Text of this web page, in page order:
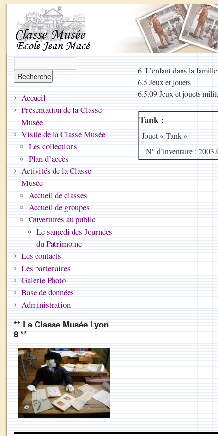
6. L’enfant dans la
6.5 Jeux et jouets
6.5.09 Jeux et jouets
Tank :
Jouet « Tank »
N° d’inventaire :
Accueil
Présentation de la Classe
Musée
Visite de la Classe Musée
Les collections
Plan d’accès
Activités de la Classe
Musée
Accueil de classes
Accueil de groupes
Ouvertures au public
Le samedi des Journées
du Patrimoine
Les contacts
Les partenaires
Galerie Photo
Base de données
Administration
** La Classe Musée Lyon
8 **